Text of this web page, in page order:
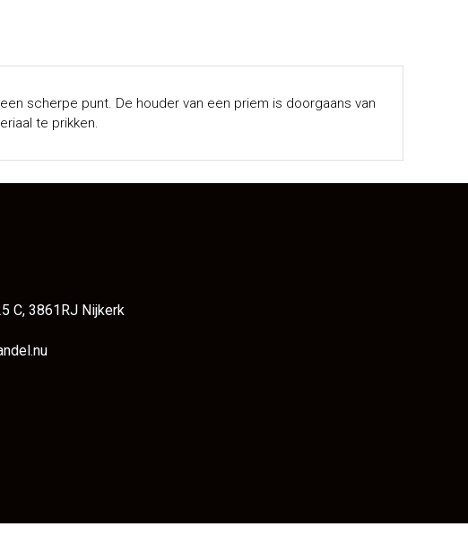
scherpe punt. De houder van een priem is doorgaans van
te prikken.
C, 3861RJ Nijkerk